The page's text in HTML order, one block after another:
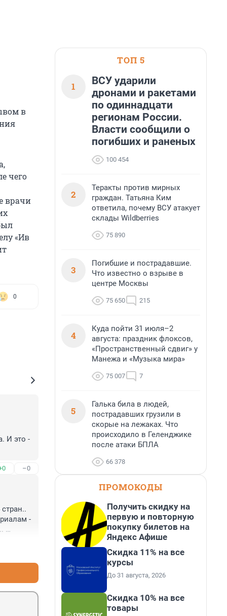
в
чего
врачи
«Ив
0
И это -
–0
-
ТОП 5
1
ВСУ ударили
дронами и ракетами
по одиннадцати
регионам России.
Власти сообщили о
погибших и раненых
100 454
2
Теракты против мирных
граждан. Татьяна Ким
ответила, почему ВСУ атакует
склады Wildberries
75 890
3
Погибшие и пострадавшие.
Что известно о взрыве в
центре Москвы
75 650 215
4
Куда пойти 31 июля–2
августа: праздник флоксов,
«Пространственный сдвиг» у
Манежа и «Музыка мира»
75 007 7
5
Галька била в людей,
пострадавших грузили в
скорые на лежаках. Что
происходило в Геленджике
после атаки БПЛА
66 378
ПРОМОКОДЫ
Получить скидку на
первую и повторную
покупку билетов на
Яндекс Афише
Скидка 11% на все
курсы
До 31 августа, 2026
Скидка 10% на все
товары